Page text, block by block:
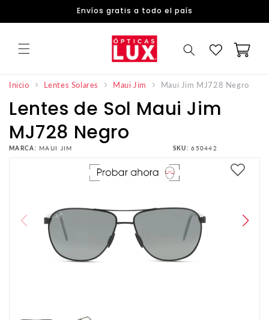
Envíos gratis a todo el país
Carrito
Inicio Lentes Solares Maui Jim Maui Jim MJ728 Negro
Lentes de Sol Maui Jim
MJ728 Negro
MARCA: MAUI JIM SKU:650442